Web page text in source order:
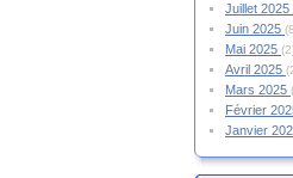
Juillet 2025
Juin 2025
Mai 2025
Avril 2025
Mars 2025
Février
Janvier